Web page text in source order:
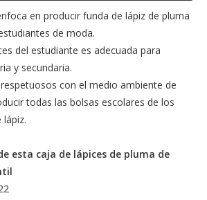
en producir funda de lápiz de pluma
de moda.
del estudiante es adecuada para
y secundaria.
con el medio ambiente de
todas las bolsas escolares de los
lápiz.
esta caja de lápices de pluma de